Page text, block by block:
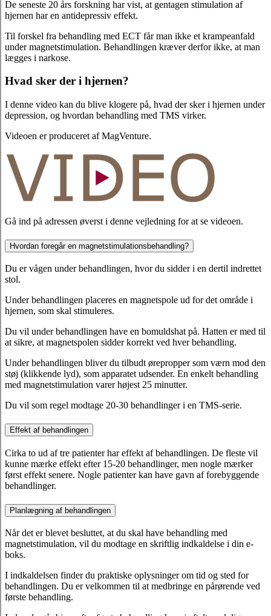
De seneste 20 års forskning har vist, at gentagen stimulation af
hjernen har en antidepressiv effekt.
Til forskel fra behandling med ECT får man ikke et krampeanfald
under magnetstimulation. Behandlingen kræver derfor ikke, at man
lægges i narkose.
Hvad sker der i hjernen?
I denne video kan du blive klogere på, hvad der sker i hjernen under
depression, og hvordan behandling med TMS virker.
Videoen er produceret af MagVenture.
Gå ind på adressen øverst i denne vejledning for at se videoen.
Hvordan foregår en magnetstimulationsbehandling?
Du er vågen under behandlingen, hvor du sidder i en dertil indrettet
stol.
Under behandlingen placeres en magnetspole ud for det område i
hjernen, som skal stimuleres.
Du vil under behandlingen have en bomuldshat på. Hatten er med til
at sikre, at magnetspolen sidder korrekt ved hver behandling.
Under behandlingen bliver du tilbudt ørepropper som værn mod den
støj (klikkende lyd), som apparatet udsender. En enkelt behandling
med magnetstimulation varer højest 25 minutter.
Du vil som regel modtage 20-30 behandlinger i en TMS-serie.
Effekt af behandlingen
Cirka to ud af tre patienter har effekt af behandlingen. De fleste vil
kunne mærke effekt efter 15-20 behandlinger, men nogle mærker
først effekt senere. Nogle patienter kan have gavn af forebyggende
behandlinger.
Planlægning af behandlingen
Når det er blevet besluttet, at du skal have behandling med
magnetstimulation, vil du modtage en skriftlig indkaldelse i din e-
boks.
I indkaldelsen finder du praktiske oplysninger om tid og sted for
behandlingen. Du er velkommen til at medbringe en pårørende ved
første behandling.